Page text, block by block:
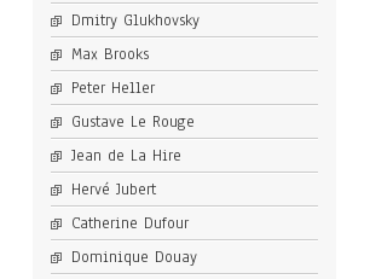
Dmitry Glukhovsky
Max Brooks
Peter Heller
Gustave Le Rouge
Jean de La Hire
Hervé Jubert
Catherine Dufour
Dominique Douay